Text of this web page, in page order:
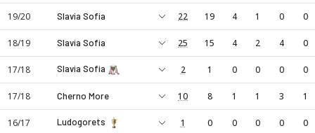
19/20 Slavia Sofia 22 19 4 1 0 0
18/19 Slavia Sofia 25 15 4 2 4 0
17/18 Slavia Sofia 2 1 0 0 0 0
17/18 Cherno More 10 8 1 1 3 1
16/17 Ludogorets 1 0 0 0 0 0